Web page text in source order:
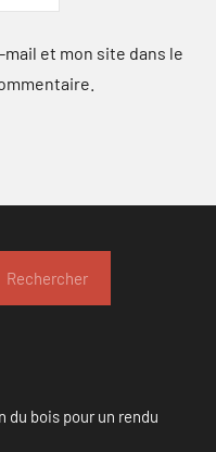
et mon site dans le
Rechercher
du bois pour un rendu